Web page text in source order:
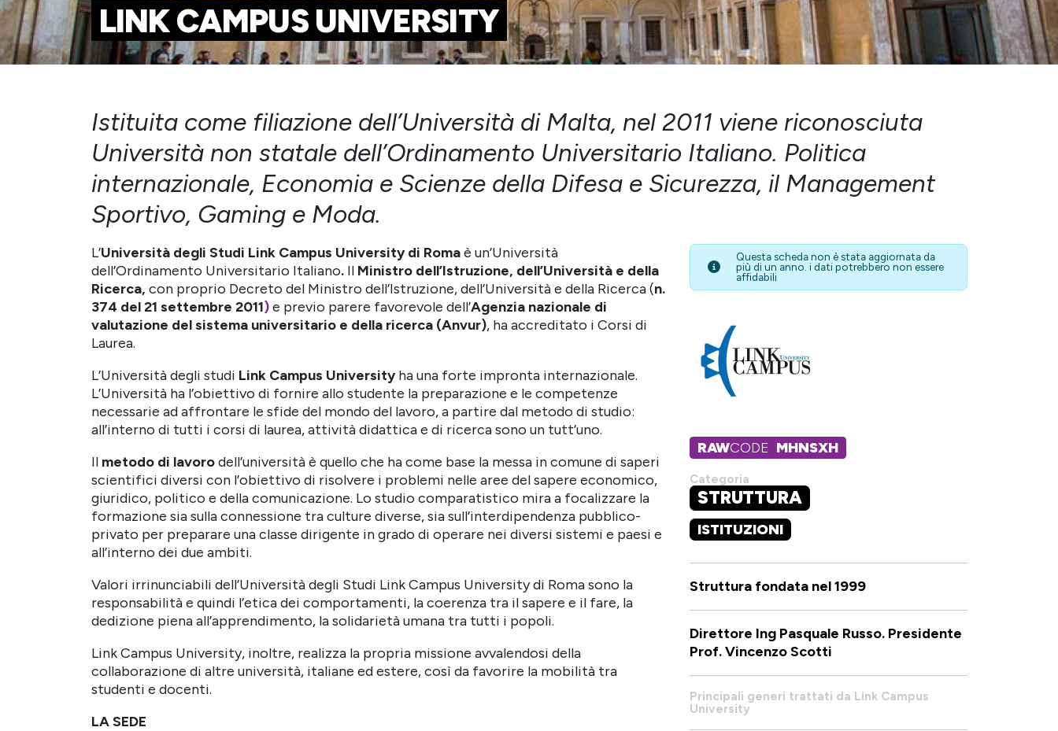
LINK CAMPUS UNIVERSITY
Istituita come filiazione dell’Università di Malta, nel 2011 viene riconosciuta
Università non statale dell’Ordinamento Universitario Italiano. Politica
internazionale, Economia e Scienze della Difesa e Sicurezza, il Management
Sportivo, Gaming e Moda.
L’Università degli Studi Link Campus University di Romaè un’Università
dell’Ordinamento Universitario Italiano. Il Ministro dell’Istruzione, dell’Università e della
Ricerca, con proprio Decreto del Ministro dell’Istruzione, dell’Università e della Ricerca (n.
374 del 21 settembre 2011)e previo parere favorevole dell’Agenzia nazionale di
valutazione del sistema universitario e della ricerca (Anvur), ha accreditato i Corsi di
Laurea.
L’Università degli studi Link Campus Universityha una forte impronta internazionale.
L’Università ha l’obiettivo di fornire allo studente la preparazione e le competenze
necessarie ad affrontare le sfide del mondo del lavoro, a partire dal metodo di studio:
all’interno di tutti i corsi di laurea, attività didattica e di ricerca sono un tutt’uno.
Il metodo di lavorodell’università è quello che ha come base la messa in comune di saperi
scientifici diversi con l’obiettivo di risolvere i problemi nelle aree del sapere economico,
giuridico, politico e della comunicazione. Lo studio comparatistico mira a focalizzare la
formazione sia sulla connessione tra culture diverse, sia sull’interdipendenza pubblico-
privato per preparare una classe dirigente in grado di operare nei diversi sistemi e paesi e
all’interno dei due ambiti.
Valori irrinunciabili dell’Università degli Studi Link Campus University di Roma sono la
responsabilità e quindi l’etica dei comportamenti, la coerenza tra il sapere e il fare, la
dedizione piena all’apprendimento, la solidarietà umana tra tutti i popoli.
Link Campus University, inoltre, realizza la propria missione avvalendosi della
collaborazione di altre università, italiane ed estere, così da favorire la mobilità tra
studenti e docenti.
LA SEDE
Questa scheda non è stata aggiornata da
più di un anno. i dati potrebbero non essere
affidabili
RAWCODE MHNSXH
Categoria
STRUTTURA
ISTITUZIONI
Struttura fondata nel 1999
Direttore Ing Pasquale Russo. Presidente
Prof. Vincenzo Scotti
Principali generi trattati da Link Campus
University